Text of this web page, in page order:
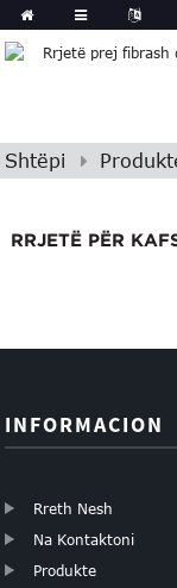
Shtëpi
RRJETË PËR
INFORMACION
Rreth Nesh
Na Kontaktoni
Produkte